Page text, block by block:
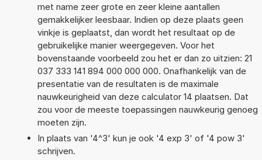
met name zeer grote en zeer kleine aantallen
gemakkelijker leesbaar. Indien op deze plaats geen
vinkje is geplaatst, dan wordt het resultaat op de
gebruikelijke manier weergegeven. Voor het
bovenstaande voorbeeld zou het er dan zo uitzien: 21
037 333 141 894 000 000 000. Onafhankelijk van de
presentatie van de resultaten is de maximale
nauwkeurigheid van deze calculator 14 plaatsen. Dat
zou voor de meeste toepassingen nauwkeurig genoeg
moeten zijn.
In plaats van '4^3' kun je ook '4 exp 3' of '4 pow 3'
schrijven.